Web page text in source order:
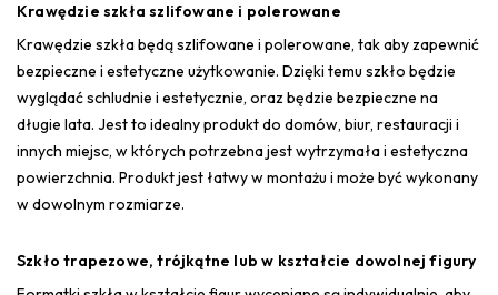
Krawędzie szkła szlifowane i polerowane
Krawędzie szkła będą szlifowane i polerowane, tak aby zapewnić
bezpieczne i estetyczne użytkowanie. Dzięki temu szkło będzie
wyglądać schludnie i estetycznie, oraz będzie bezpieczne na
długie lata. Jest to idealny produkt do domów, biur, restauracji i
innych miejsc, w których potrzebna jest wytrzymała i estetyczna
powierzchnia. Produkt jest łatwy w montażu i może być wykonany
w dowolnym rozmiarze.
Szkło trapezowe, trójkątne lub w kształcie dowolnej figury